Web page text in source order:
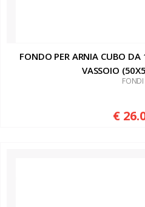
FONDO PER ARNIA CUBO DA
VASSOIO
FONDI
€